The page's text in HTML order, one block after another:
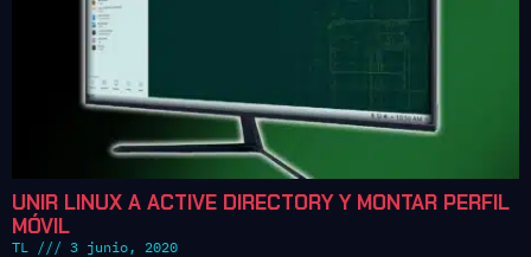
UNIR LINUX A ACTIVE DIRECTORY Y MONTAR PERFIL
MÓVIL
TL 3 junio, 2020